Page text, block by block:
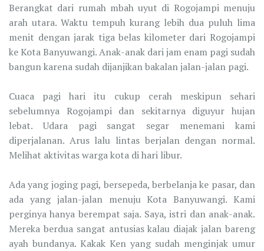
Berangkat dari rumah mbah uyut di Rogojampi menuju
arah utara. Waktu tempuh kurang lebih dua puluh lima
menit dengan jarak tiga belas kilometer dari Rogojampi
ke Kota Banyuwangi. Anak-anak dari jam enam pagi sudah
bangun karena sudah dijanjikan bakalan jalan-jalan pagi.
Cuaca pagi hari itu cukup cerah meskipun sehari
sebelumnya Rogojampi dan sekitarnya diguyur hujan
lebat. Udara pagi sangat segar menemani kami
diperjalanan. Arus lalu lintas berjalan dengan normal.
Melihat aktivitas warga kota di hari libur.
Ada yang joging pagi, bersepeda, berbelanja ke pasar, dan
ada yang jalan-jalan menuju Kota Banyuwangi. Kami
perginya hanya berempat saja. Saya, istri dan anak-anak.
Mereka berdua sangat antusias kalau diajak jalan bareng
ayah bundanya. Kakak Ken yang sudah menginjak umur